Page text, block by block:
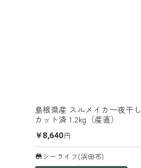
島根県産 スルメイカ一夜干し
カット済 1.2kg（産直）
￥8,640円
シーライフ(浜田市)